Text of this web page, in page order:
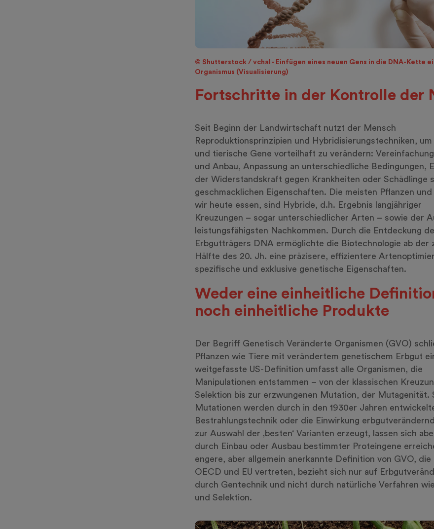
© Shutterstock / vchal - Einfügen eines neuen Gens in die DNA-Kette
Organismus (Visualisierung)
Fortschritte in der Kontrolle der
Seit Beginn der Landwirtschaft nutzt der Mensch
Reproduktionsprinzipien und Hybridisierungstechniken,
und tierische Gene vorteilhaft zu verändern:
und Anbau, Anpassung an unterschiedliche Bedingungen,
der Widerstandskraft gegen Krankheiten oder Schädlinge
geschmacklichen Eigenschaften. Die meisten Pflanzen
wir heute essen, sind Hybride, d.h. Ergebnis langjähriger
Kreuzungen – sogar unterschiedlicher Arten – sowie der
leistungsfähigsten Nachkommen. Durch die Entdeckung
Erbgutträgers DNA ermöglichte die Biotechnologie ab der
Hälfte des 20. Jh. eine präzisere, effizientere
spezifische und exklusive genetische Eigenschaften.
Weder eine einheitliche
noch einheitliche Produkte
Der Begriff Genetisch Veränderte Organismen (GVO)
Pflanzen wie Tiere mit verändertem genetischem Erbgut
weitgefasste US-Definition umfasst alle Organismen, die
Manipulationen entstammen – von der klassischen
Selektion bis zur erzwungenen Mutation, der Mutagenität.
Mutationen werden durch in den 1930er Jahren
Bestrahlungstechnik oder die Einwirkung
zur Auswahl der ‚besten‘ Varianten erzeugt, lassen sich
durch Einbau oder Ausbau bestimmter Proteingene
engere, aber allgemein anerkannte Definition von GVO, die
OECD und EU vertreten, bezieht sich nur auf
durch Gentechnik und nicht durch natürliche Verfahren
und Selektion.